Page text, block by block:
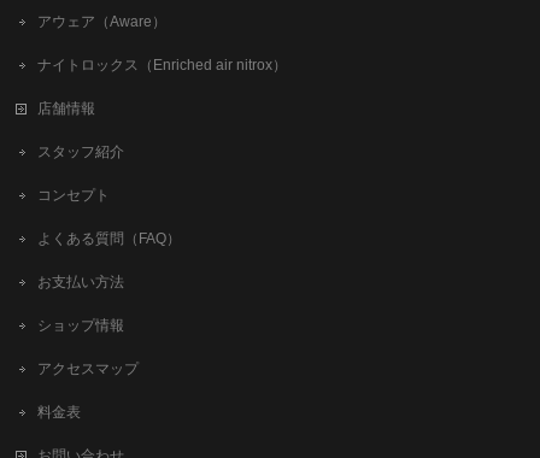
アウェア（Aware）
ナイトロックス（Enriched air nitrox）
店舗情報
スタッフ紹介
コンセプト
よくある質問（FAQ）
お支払い方法
ショップ情報
アクセスマップ
料金表